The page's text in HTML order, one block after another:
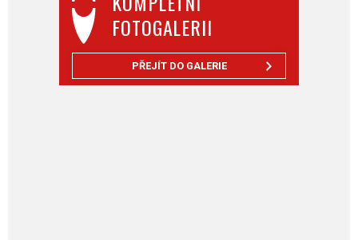
FOTOGALERII
PŘEJÍT DO GALERIE